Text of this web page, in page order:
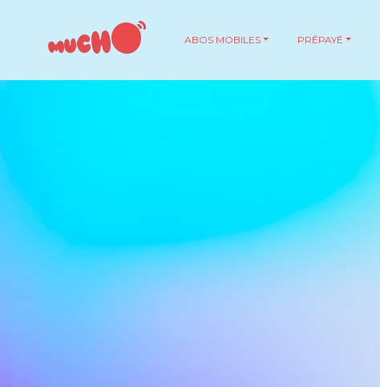
ABOS MOBILES PRÉPAYÉ